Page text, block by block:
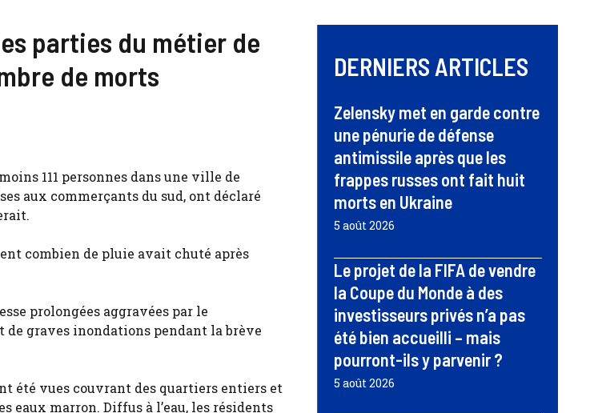
parties du métier de
de morts
111 personnes dans une ville de
aux commerçants du sud, ont déclaré
combien de pluie avait chuté après
prolongées aggravées par le
graves inondations pendant la brève
été vues couvrant des quartiers entiers et
eaux marron. Diffus à l’eau, les résidents
DERNIERS ARTICLES
Zelensky met en garde contre
une pénurie de défense
antimissile après que les
frappes russes ont fait huit
morts en Ukraine
5 août 2026
Le projet de la FIFA de vendre
la Coupe du Monde à des
investisseurs privés n’a pas
été bien accueilli – mais
pourront-ils y parvenir ?
5 août 2026